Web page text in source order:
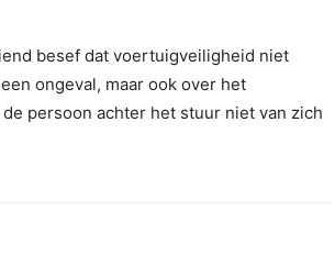
besef dat voertuigveiligheid niet
ongeval, maar ook over het
persoon achter het stuur niet van zich